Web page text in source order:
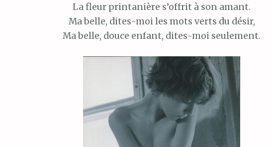
La fleur printanière s’offrit à son amant.
Ma belle, dites-moi les mots verts du désir,
Ma belle, douce enfant, dites-moi seulement.